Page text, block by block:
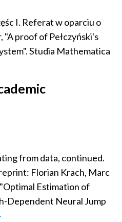
I. Referat w oparciu o
proof of Pełczyński's
Studia Mathematica
from data, continued.
Florian Krach, Marc
Estimation of
Dependent Neural Jump